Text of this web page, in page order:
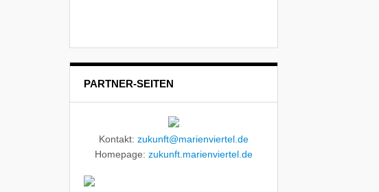
PARTNER-SEITEN
Kontakt: zukunft@marienviertel.de
Homepage: zukunft.marienviertel.de